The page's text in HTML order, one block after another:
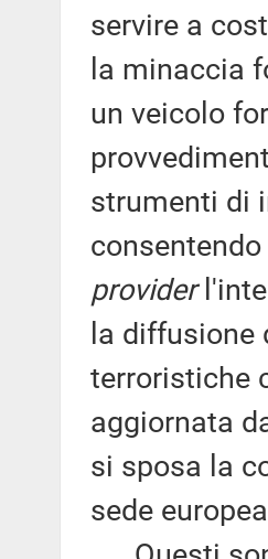
servire a
la minaccia
un veicolo
strumenti di
provider
la
terroristiche
aggiornata
si sposa la
sede